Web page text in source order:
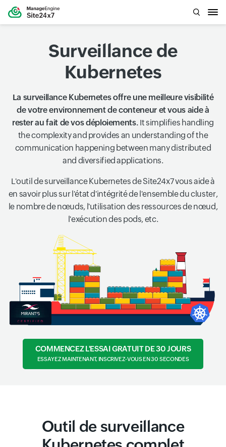
Surveillance de
Kubernetes
La surveillance Kubernetes offre une meilleure visibilité
de votre environnement de conteneur et vous aide à
rester au fait de vos déploiements. It simplifies handling
the complexity and provides an understanding of the
communication happening between many distributed
and diversified applications.
L'outil de surveillance Kubernetes de Site24x7 vous aide à
en savoir plus sur l'état d'intégrité de l'ensemble du cluster,
le nombre de nœuds, l'utilisation des ressources de nœud,
l'exécution des pods, etc.
COMMENCEZ L'ESSAI GRATUIT DE 30 JOURS
ESSAYEZ MAINTENANT, INSCRIVEZ-VOUS EN 30 SECONDES
Outil de surveillance